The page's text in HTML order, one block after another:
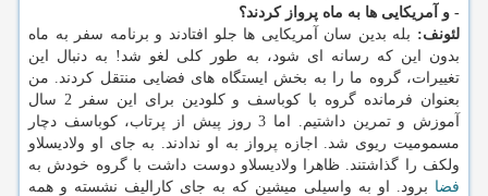
- و آمریكایی ها به ماه پرواز كردند؟
لئونف: بله بدین سان آمریكایی ها جلو افتادند و برنامه سفر به ماه
بدون این كه رسانه ای شود، به طور كلی لغو شد! به دنبال این
تغییرات، گروه ما را به بخش ایستگاه های فضایی منتقل كردند. من
بعنوان فرمانده گروه با كوباسف و كلودین برای این سفر 2 سال
آموزش و تمرین داشتیم. اما 3 روز پیش از پرتاب، كوباسف دچار
مسمومیت ریوی شد. اجازه پرواز به او ندادند. به جای او ولادیسلاو
ولكف را گذاشتند. ظاهرا ولادیسلاو دوست داشت با گروه خودش به
فضا برود. او به واسیلی میشین كه به جای كارالیف نشسته و همه